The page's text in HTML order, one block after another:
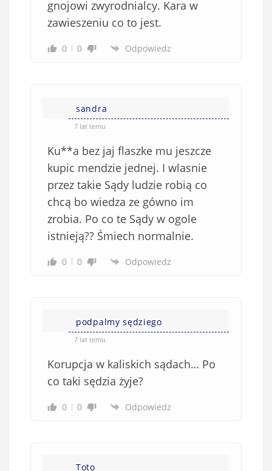
gnojowi zwyrodnialcy. Kara w
zawieszeniu co to jest.
0 0 Odpowiedz
sandra
7 lat temu
Ku**a bez jaj flaszke mu jeszcze
kupic mendzie jednej. I wlasnie
przez takie Sądy ludzie robią co
chcą bo wiedza ze gówno im
zrobia. Po co te Sądy w ogole
istnieją?? Śmiech normalnie.
0 0 Odpowiedz
podpalmy sędziego
7 lat temu
Korupcja w kaliskich sądach… Po
co taki sędzia żyje?
0 0 Odpowiedz
Toto